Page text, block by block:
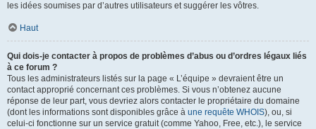
les idées soumises par d’autres utilisateurs et suggérer les vôtres.
Haut
Qui dois-je contacter à propos de problèmes d’abus ou d’ordres légaux liés
à ce forum ?
Tous les administrateurs listés sur la page « L’équipe » devraient être un
contact approprié concernant ces problèmes. Si vous n’obtenez aucune
réponse de leur part, vous devriez alors contacter le propriétaire du domaine
(dont les informations sont disponibles grâce à une requête WHOIS), ou, si
celui-ci fonctionne sur un service gratuit (comme Yahoo, Free, etc.), le service